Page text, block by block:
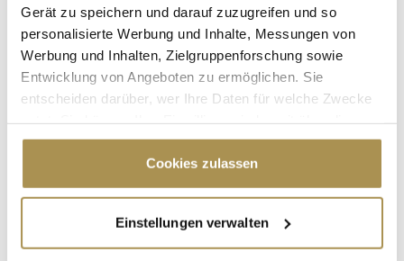
Gerät zu speichern und darauf zuzugreifen und so
personalisierte Werbung und Inhalte, Messungen von
Werbung und Inhalten, Zielgruppenforschung sowie
Entwicklung von Angeboten zu ermöglichen. Sie
entscheiden darüber, wer Ihre Daten für welche Zwecke
Cookie-Erklärung oder durch Klicken auf das Privacy
Trigger Symbol ändern oder widerrufen
Informationen über Ihre geografische Lage
erfassen, welche bis auf einige Meter genau sein
Cookies zulassen
Einstellungen verwalten